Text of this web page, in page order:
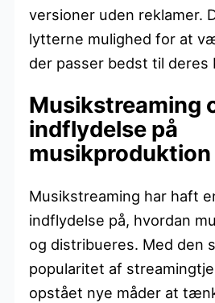
versioner uden reklamer.
lytterne mulighed for at
der passer bedst til deres
Musikstreaming
indflydelse på
musikproduktion
Musikstreaming har haft
indflydelse på, hvordan
og distribueres. Med den
popularitet af
opstået nye måder at